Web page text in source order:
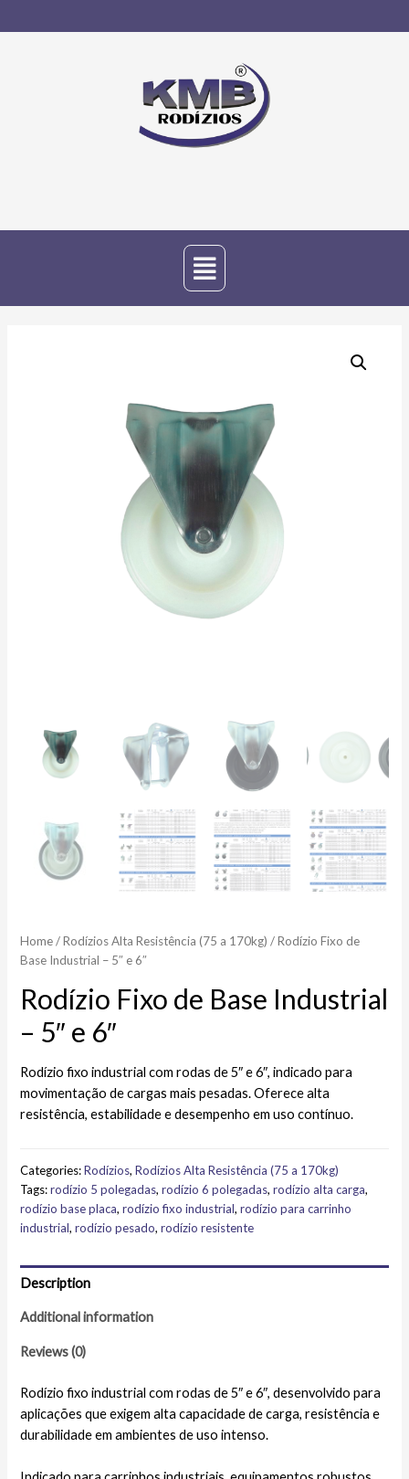
Home/Rodízios Alta Resistência (75 a 170kg)​ / Rodízio Fixo de
Base Industrial – 5″ e 6″
Rodízio Fixo de Base Industrial
– 5″ e 6″
Rodízio fixo industrial com rodas de 5″ e 6″, indicado para
movimentação de cargas mais pesadas. Oferece alta
resistência, estabilidade e desempenho em uso contínuo.
Categories:Rodízios,Rodízios Alta Resistência (75 a 170kg)​
Tags:rodízio 5 polegadas,rodízio 6 polegadas,rodízio alta carga,
rodízio base placa,rodízio fixo industrial,rodízio para carrinho
industrial,rodízio pesado,rodízio resistente
Description
Additional information
Reviews (0)
Rodízio fixo industrial com rodas de 5″ e 6″, desenvolvido para
aplicações que exigem alta capacidade de carga, resistência e
durabilidade em ambientes de uso intenso.